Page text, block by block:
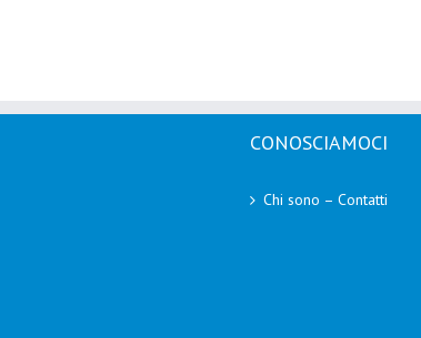
CONOSCIAMOCI
Chi sono – Contatti